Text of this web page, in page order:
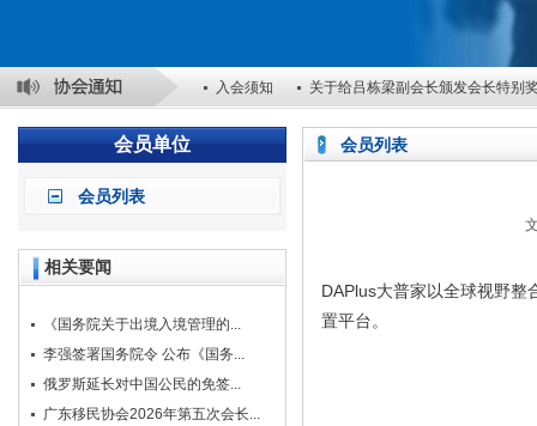
入会须知 关于给吕栋梁副会长颁发会长特别
关于表彰2025年度优秀会员单位的决定 关于
会员单位
会员列表
相关要闻
《国务院关于出境入境管理的...
李强签署国务院令 公布《国务...
俄罗斯延长对中国公民的免签...
广东移民协会2026年第五次会长...
会员列表
DAPlus大普家以全球视野整
置平台。